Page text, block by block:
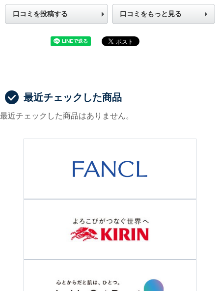
口コミを投稿する 口コミをもっと見る
最近チェックした商品
最近チェックした商品はありません。